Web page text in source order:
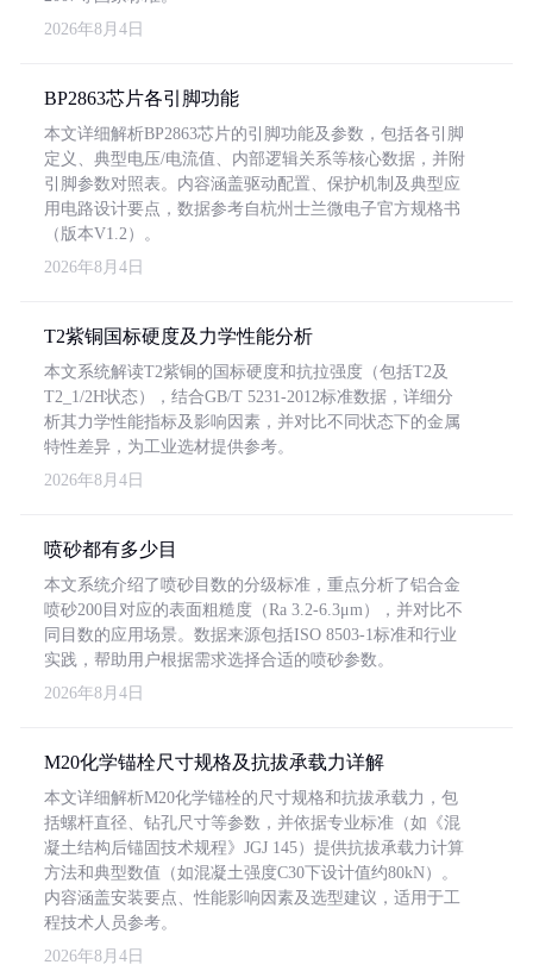
2026年8月4日
BP2863芯片各引脚功能
本文详细解析BP2863芯片的引脚功能及参数，包括各引脚
定义、典型电压/电流值、内部逻辑关系等核心数据，并附
引脚参数对照表。内容涵盖驱动配置、保护机制及典型应
用电路设计要点，数据参考自杭州士兰微电子官方规格书
（版本V1.2）。
2026年8月4日
T2紫铜国标硬度及力学性能分析
本文系统解读T2紫铜的国标硬度和抗拉强度（包括T2及
T2_1/2H状态），结合GB/T 5231-2012标准数据，详细分
析其力学性能指标及影响因素，并对比不同状态下的金属
特性差异，为工业选材提供参考。
2026年8月4日
喷砂都有多少目
本文系统介绍了喷砂目数的分级标准，重点分析了铝合金
喷砂200目对应的表面粗糙度（Ra 3.2-6.3μm），并对比不
同目数的应用场景。数据来源包括ISO 8503-1标准和行业
实践，帮助用户根据需求选择合适的喷砂参数。
2026年8月4日
M20化学锚栓尺寸规格及抗拔承载力详解
本文详细解析M20化学锚栓的尺寸规格和抗拔承载力，包
括螺杆直径、钻孔尺寸等参数，并依据专业标准（如《混
凝土结构后锚固技术规程》JGJ 145）提供抗拔承载力计算
方法和典型数值（如混凝土强度C30下设计值约80kN）。
内容涵盖安装要点、性能影响因素及选型建议，适用于工
程技术人员参考。
2026年8月4日